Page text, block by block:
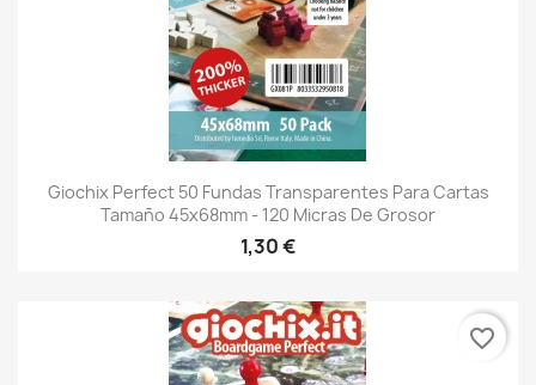
Giochix Perfect 50 Fundas Transparentes Para Cartas
Tamaño 45x68mm - 120 Micras De Grosor
1,30 €
favorite_border